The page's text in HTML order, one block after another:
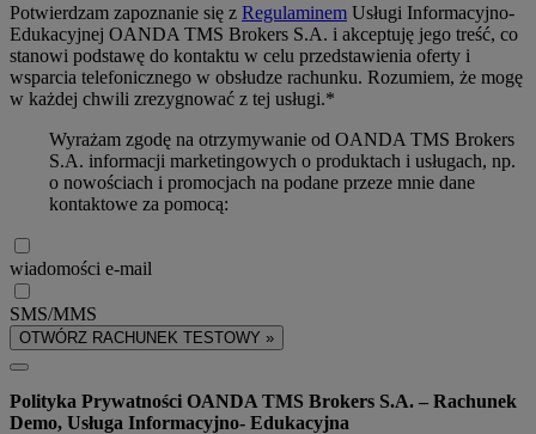
Potwierdzam zapoznanie się z Regulaminem Usługi Informacyjno-
Edukacyjnej OANDA TMS Brokers S.A. i akceptuję jego treść, co
stanowi podstawę do kontaktu w celu przedstawienia oferty i
wsparcia telefonicznego w obsłudze rachunku. Rozumiem, że mogę
w każdej chwili zrezygnować z tej usługi.*
Wyrażam zgodę na otrzymywanie od OANDA TMS Brokers
S.A. informacji marketingowych o produktach i usługach, np.
o nowościach i promocjach na podane przeze mnie dane
kontaktowe za pomocą:
wiadomości e-mail
SMS/MMS
OTWÓRZ RACHUNEK TESTOWY »
Polityka Prywatności OANDA TMS Brokers S.A. – Rachunek
Demo, Usługa Informacyjno- Edukacyjna